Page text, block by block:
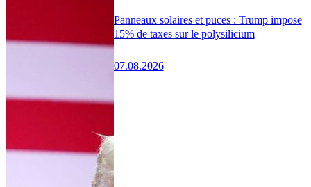
Panneaux solaires et puces : Trump impose
15% de taxes sur le polysilicium
07.08.2026